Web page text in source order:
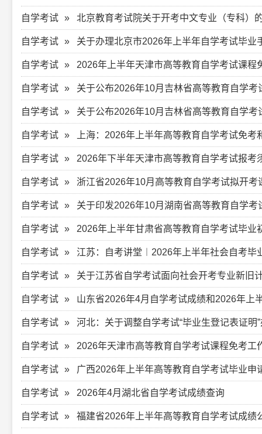
自学考试 北京教育考试院关于开考中文专业（专科）
自学考试 关于办理北京市2026年上半年自学考试毕业
自学考试 2026年上半年天津市高等教育自学考试课程
自学考试 关于公布2026年10月吉林省高等教育自学考
自学考试 关于公布2026年10月吉林省高等教育自学考
自学考试 上海：2026年上半年高等教育自学考试免考
自学考试 2026年下半年天津市高等教育自学考试报考
自学考试 浙江省2026年10月高等教育自学考试拟开考
自学考试 关于印发2026年10月湖南省高等教育自学
自学考试 2026年上半年甘肃省高等教育自学考试毕业
自学考试 江苏：自考讲堂︱2026年上半年社会自考毕
自学考试 关于江苏省自学考试面向社会开考专业新旧
自学考试 山东省2026年4月自学考试成绩和2026年上
自学考试 河北：关于调整自学考试“毕业生登记表证明
自学考试 2026年天津市高等教育自学考试课程免考工
自学考试 广西2026年上半年高等教育自学考试毕业申
自学考试 2026年4月湖北省自学考试成绩查询
自学考试 福建省2026年上半年高等教育自学考试成绩